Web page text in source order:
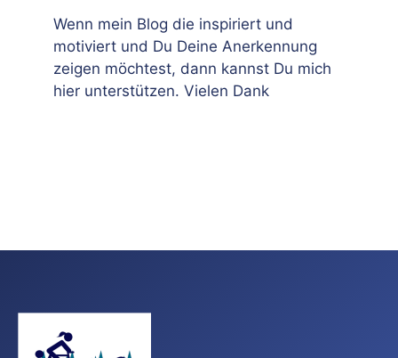
Wenn mein Blog die inspiriert und
motiviert und Du Deine Anerkennung
zeigen möchtest, dann kannst Du mich
hier unterstützen. Vielen Dank